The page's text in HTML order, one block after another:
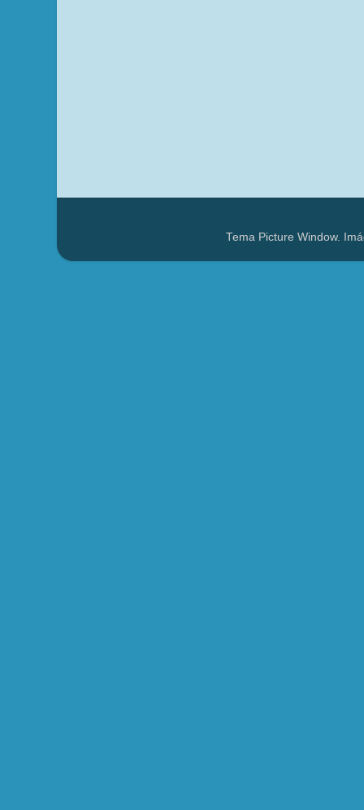
Tema Picture Window.